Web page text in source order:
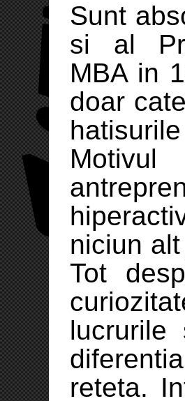
Sunt
si al
MBA in
doar
niciun
Tot
reteta.